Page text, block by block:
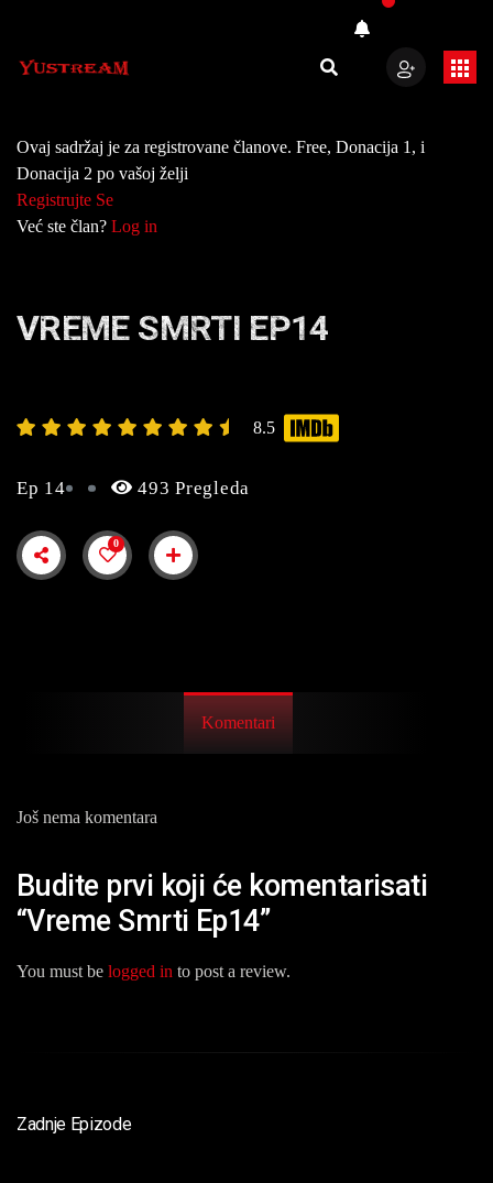
Ovaj sadržaj je za registrovane članove. Free, Donacija 1, i
Donacija 2 po vašoj želji
Registrujte Se
Već ste član? Log in
VREME SMRTI EP14
8.5
Ep 14 493 Pregleda
0
Komentari
Još nema komentara
Budite prvi koji će komentarisati
“Vreme Smrti Ep14”
You must be logged in to post a review.
Zadnje Epizode